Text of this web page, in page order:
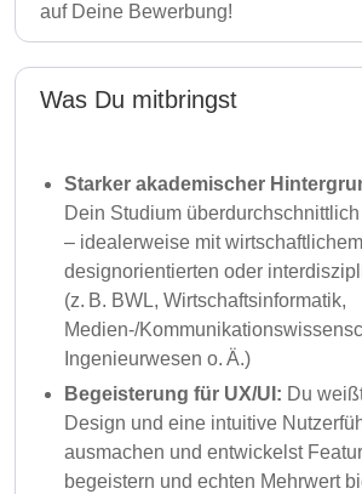
auf Deine Bewerbung!
Was Du mitbringst
Starker akademischer
Dein Studium
– idealerweise mit
designorientierten oder
(z. B. BWL, Wirtschaftsinformatik,
Medien-/
Ingenieurwesen o. Ä.)
Begeisterung für UX/UI: Du
Design und eine intuitive
ausmachen und entwickelst
begeistern und echten Mehrwert